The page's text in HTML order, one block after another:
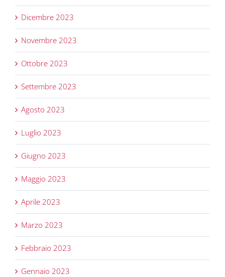
Dicembre 2023
Novembre 2023
Ottobre 2023
Settembre 2023
Agosto 2023
Luglio 2023
Giugno 2023
Maggio 2023
Aprile 2023
Marzo 2023
Febbraio 2023
Gennaio 2023